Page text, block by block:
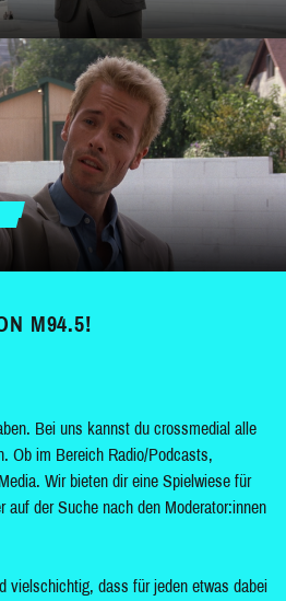
M94.5!
Bei uns kannst du crossmedial alle
Ob im Bereich Radio/Podcasts,
Wir bieten dir eine Spielwiese für
auf der Suche nach den Moderator:innen
vielschichtig, dass für jeden etwas dabei